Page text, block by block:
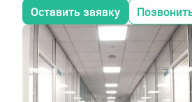
Оставить заявку